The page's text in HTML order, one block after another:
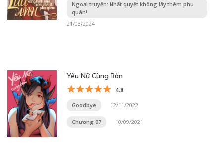
Ngoại truyện: Nhất quyết không lấy thêm phu
quân!
21/03/2024
Yêu Nữ Cùng Bàn
4.8
Goodbye 12/11/2022
Chương 07 10/09/2021